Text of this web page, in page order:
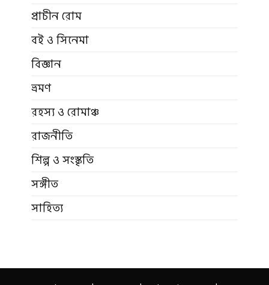
প্রাচীন রোম
বই ও সিনেমা
বিজ্ঞান
ভ্রমণ
রহস্য ও রোমাঞ্চ
রাজনীতি
শিল্প ও সংস্কৃতি
সঙ্গীত
সাহিত্য